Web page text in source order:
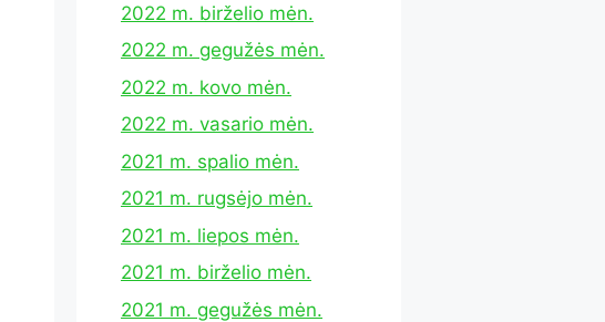
2022 m. birželio mėn.
2022 m. gegužės mėn.
2022 m. kovo mėn.
2022 m. vasario mėn.
2021 m. spalio mėn.
2021 m. rugsėjo mėn.
2021 m. liepos mėn.
2021 m. birželio mėn.
2021 m. gegužės mėn.